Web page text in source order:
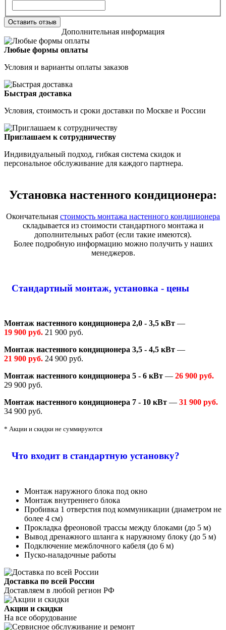
Оставить отзыв
Дополнительная информация
Любые формы оплаты
Условия и варианты оплаты заказов
Быстрая доставка
Условия, стоимость и сроки доставки по Москве и России
Приглашаем к сотрудничеству
Индивидуальный подход, гибкая система скидок и
персональное обслуживание для каждого партнера.
Установка настенного кондиционера:
Окончательная стоимость монтажа настенного кондиционера
складывается из стоимости стандартного монтажа и
дополнительных работ (если такие имеются).
Более подробную информацию можно получить у наших
менеджеров.
Стандартный монтаж, установка - цены
Монтаж настенного кондиционера 2,0 - 3,5 кВт —
19 900 руб. 21 900 руб.
Монтаж настенного кондиционера 3,5 - 4,5 кВт —
21 900 руб. 24 900 руб.
Монтаж настенного кондиционера 5 - 6 кВт — 26 900 руб.
29 900 руб.
Монтаж настенного кондиционера 7 - 10 кВт — 31 900 руб.
34 900 руб.
* Акции и скидки не суммируются
Что входит в стандартную установку?
Монтаж наружного блока под окно
Монтаж внутреннего блока
Пробивка 1 отверстия под коммуникации (диаметром не
более 4 см)
Прокладка фреоновой трассы между блоками (до 5 м)
Вывод дренажного шланга к наружному блоку (до 5 м)
Подключение межблочного кабеля (до 6 м)
Пуско-наладочные работы
Доставка по всей России
Доставляем в любой регион РФ
Акции и скидки
На все оборудование